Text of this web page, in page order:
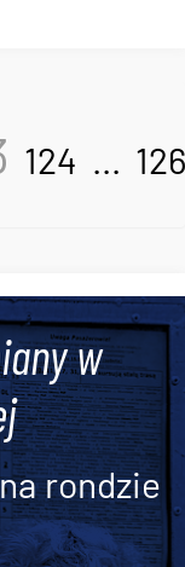
124 ... 126
w
rondzie